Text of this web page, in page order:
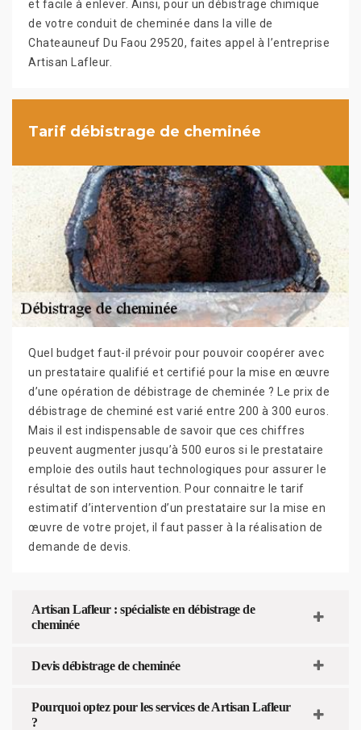
et facile à enlever. Ainsi, pour un débistrage chimique
de votre conduit de cheminée dans la ville de
Chateauneuf Du Faou 29520, faites appel à l’entreprise
Artisan Lafleur.
Tarif débistrage de cheminée
Quel budget faut-il prévoir pour pouvoir coopérer avec
un prestataire qualifié et certifié pour la mise en œuvre
d’une opération de débistrage de cheminée ? Le prix de
débistrage de cheminé est varié entre 200 à 300 euros.
Mais il est indispensable de savoir que ces chiffres
peuvent augmenter jusqu’à 500 euros si le prestataire
emploie des outils haut technologiques pour assurer le
résultat de son intervention. Pour connaitre le tarif
estimatif d’intervention d’un prestataire sur la mise en
œuvre de votre projet, il faut passer à la réalisation de
demande de devis.
Artisan Lafleur : spécialiste en débistrage de
cheminée
Devis débistrage de cheminée
Pourquoi optez pour les services de Artisan Lafleur
?